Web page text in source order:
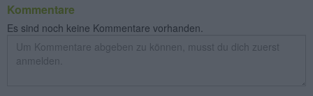
Kommentare
Es sind noch keine Kommentare vorhanden.